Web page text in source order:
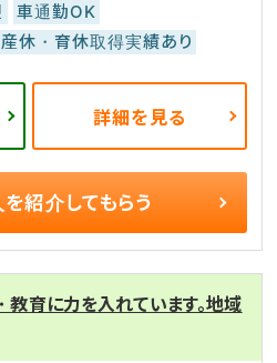
車通勤OK
産休・育休取得実績あり
詳細を見る
を紹介してもらう
育に力を入れています。地域